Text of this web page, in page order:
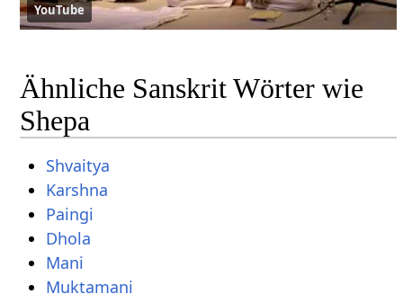
YouTube
Ähnliche Sanskrit Wörter wie
Shepa
Shvaitya
Karshna
Paingi
Dhola
Mani
Muktamani